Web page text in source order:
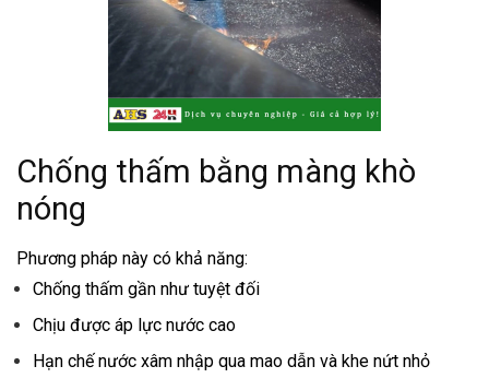
Chống thấm bằng màng khò
nóng
Phương pháp này có khả năng:
Chống thấm gần như tuyệt đối
Chịu được áp lực nước cao
Hạn chế nước xâm nhập qua mao dẫn và khe nứt nhỏ